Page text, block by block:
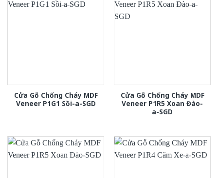
Cửa Gỗ Chống Cháy MDF
Veneer P1G1 Sồi-a-SGD
Cửa Gỗ Chống Cháy MDF
Veneer P1R5 Xoan Đào-
a-SGD